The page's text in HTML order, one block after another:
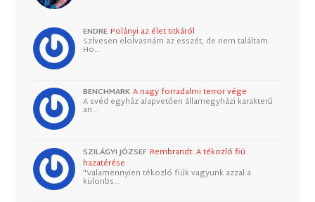
ENDRE Polányi az élet titkáról
Szívesen elolvasnám az esszét, de nem találtam.
Ho…
BENCHMARK A nagy forradalmi terror vége
A svéd egyház alapvetően államegyházi karakterű
an…
SZILÁGYI JÓZSEF Rembrandt: A tékozló fiú
hazatérése
"Valamennyien tékozló fiúk vagyunk azzal a
különbs…